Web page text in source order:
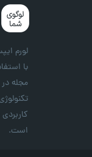
لورم
با
مجله
است.